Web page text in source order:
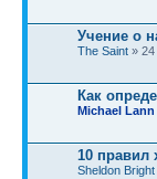
Учение о
The Saint »
Как
Michael Lann
10 правил
Sheldon Bright